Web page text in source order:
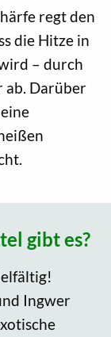
regt den
die Hitze in
– durch
ab. Darüber
gibt es?
Ingwer